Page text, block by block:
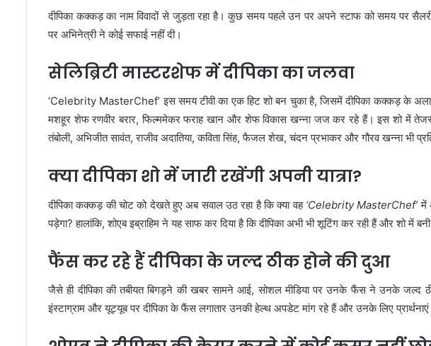
दीपिका कक्कड़ का नाम विवादों से जुड़ता रहा है। कुछ समय पहले उन पर अपने स्टाफ को समय पर
पर अभिनेत्री ने कोई सफाई नहीं दी।
सेलिब्रिटी मास्टरशेफ में दीपिका का जलवा
‘Celebrity MasterChef’ इस समय टीवी का एक हिट शो बन चुका है, जिसमें दीपिका कक्कड़ के
मशहूर शेफ रणवीर बरार, फिल्ममेकर फराह खान और शेफ विकास खन्ना जज कर रहे हैं। इस शो में तेजस्वी
तंबोली, अभिजीत सावंत, राजीव अदातिया, कविता सिंह, फैजल शेख, चंदन प्रभाकर और गौरव खन्ना भी
क्या दीपिका शो में जारी रखेंगी अपनी यात्रा?
दीपिका कक्कड़ की चोट को देखते हुए अब सवाल उठ रहा है कि क्या वह ‘Celebrity MasterChef’में
पड़ेगा? हालांकि, शोएब इब्राहिम ने यह साफ कर दिया है कि दीपिका अभी भी शूटिंग कर रही हैं और शो में
फैंस कर रहे हैं दीपिका के जल्द ठीक होने की दुआ
जैसे ही दीपिका की तबीयत बिगड़ने की खबर सामने आई, सोशल मीडिया पर उनके फैंस ने उनके जल्द
इंस्टाग्राम और यूट्यूब पर दीपिका के फैंस लगातार उनकी हेल्थ अपडेट मांग रहे हैं और उनके लिए